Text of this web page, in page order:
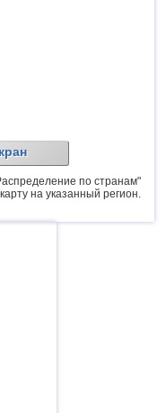
по странам"
на указанный регион.